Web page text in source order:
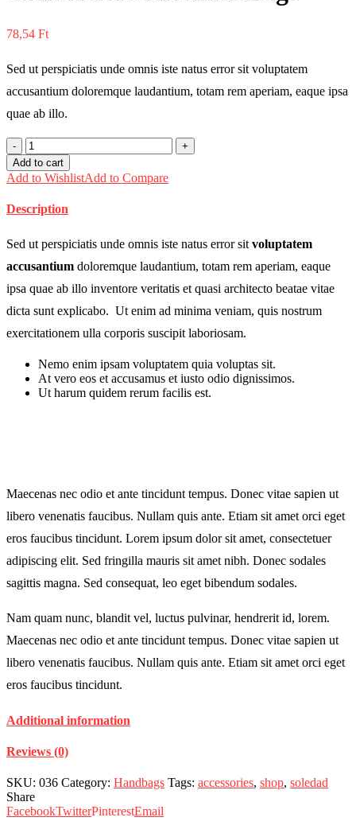
78,54 Ft
Sed ut perspiciatis unde omnis iste natus error sit voluptatem
accusantium doloremque laudantium, totam rem aperiam, eaque ipsa
quae ab illo.
Convertible
Shoulder
Bags
quantity
Add to cart
Add to WishlistAdd to Compare
Description
Sed ut perspiciatis unde omnis iste natus error sitvoluptatem
accusantium doloremque laudantium, totam rem aperiam, eaque
ipsa quae ab illo inventore veritatis et quasi architecto beatae vitae
dicta sunt explicabo. Ut enim ad minima veniam, quis nostrum
exercitationem ulla corporis suscipit laboriosam.
Nemo enim ipsam voluptatem quia voluptas sit.
At vero eos et accusamus et iusto odio dignissimos.
Ut harum quidem rerum facilis est.
Maecenas nec odio et ante tincidunt tempus. Donec vitae sapien ut
libero venenatis faucibus. Nullam quis ante. Etiam sit amet orci eget
eros faucibus tincidunt. Lorem ipsum dolor sit amet, consectetuer
adipiscing elit. Sed fringilla mauris sit amet nibh. Donec sodales
sagittis magna. Sed consequat, leo eget bibendum sodales.
Nam quam nunc, blandit vel, luctus pulvinar, hendrerit id, lorem.
Maecenas nec odio et ante tincidunt tempus. Donec vitae sapien ut
libero venenatis faucibus. Nullam quis ante. Etiam sit amet orci eget
eros faucibus tincidunt.
Additional information
Reviews (0)
SKU: 036 Category: Handbags Tags: accessories, shop, soledad
Share
FacebookTwitterPinterestEmail